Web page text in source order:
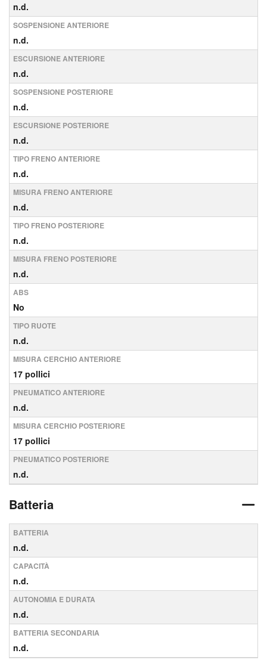
n.d.
SOSPENSIONE ANTERIORE
n.d.
ESCURSIONE ANTERIORE
n.d.
SOSPENSIONE POSTERIORE
n.d.
ESCURSIONE POSTERIORE
n.d.
TIPO FRENO ANTERIORE
n.d.
MISURA FRENO ANTERIORE
n.d.
TIPO FRENO POSTERIORE
n.d.
MISURA FRENO POSTERIORE
n.d.
ABS
No
TIPO RUOTE
n.d.
MISURA CERCHIO ANTERIORE
17 pollici
PNEUMATICO ANTERIORE
n.d.
MISURA CERCHIO POSTERIORE
17 pollici
PNEUMATICO POSTERIORE
n.d.
Batteria
BATTERIA
n.d.
CAPACITÀ
n.d.
AUTONOMIA E DURATA
n.d.
BATTERIA SECONDARIA
n.d.